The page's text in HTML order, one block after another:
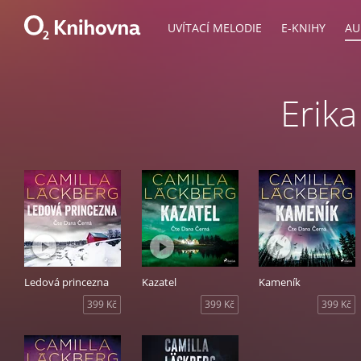
UVÍTACÍ MELODIE E-KNIHY
Ledová princezna
399 Kč
Kazatel
399 Kč
Kameník
399 Kč